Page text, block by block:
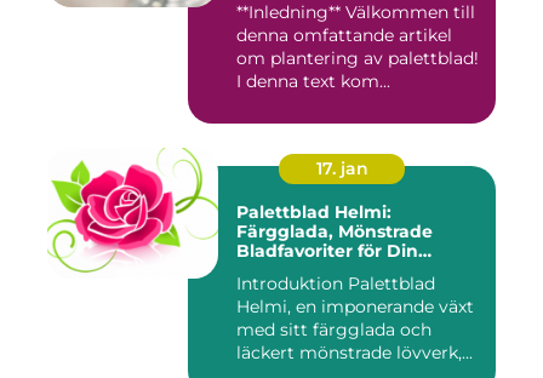
**Inledning** Välkommen till
denna omfattande artikel
om plantering av palettblad!
I denna text kom...
17. jan
Palettblad Helmi:
Färgglada, Mönstrade
Bladfavoriter för Din
Introduktion Palettblad
Helmi, en imponerande växt
med sitt färgglada och
läckert mönstrade lövverk,...